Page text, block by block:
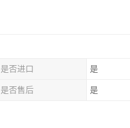
是否进口 是
是否售后 是